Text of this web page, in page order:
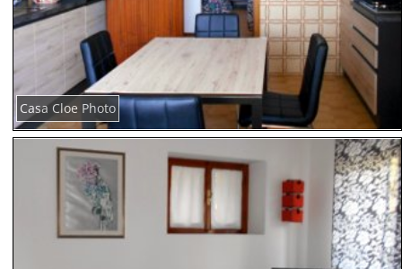
Casa Cloe Photo